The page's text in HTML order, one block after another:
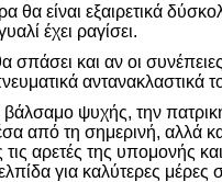
θα είναι εξαιρετικά
έχει ραγίσει.
και αν οι
αντανακλαστικά
ψυχής, την
από τη σημερινή, αλλά
τις αρετές της υπομονής
για καλύτερες